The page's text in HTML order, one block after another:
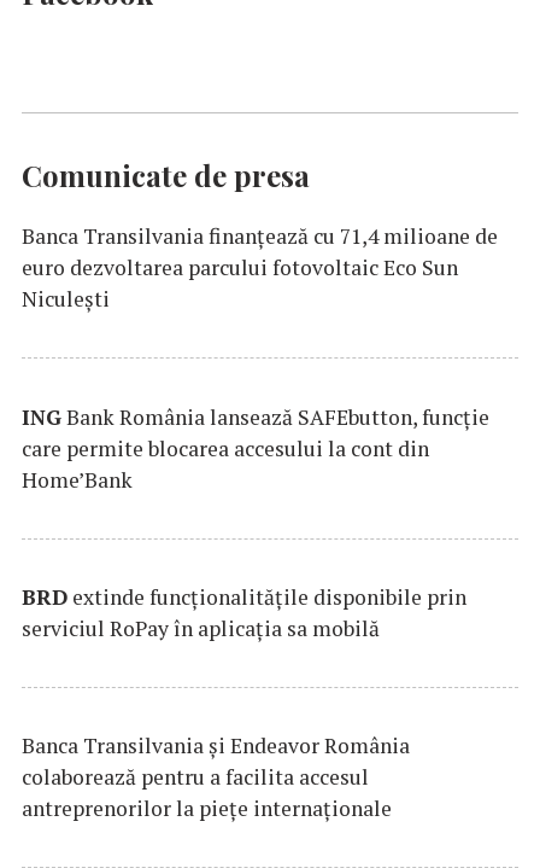
Comunicate de presa
Banca Transilvania finanțează cu 71,4 milioane de
euro dezvoltarea parcului fotovoltaic Eco Sun
Niculești
INGBank România lansează SAFEbutton, funcţie
care permite blocarea accesului la cont din
Home’Bank
BRD extinde funcţionalităţile disponibile prin
serviciul RoPay în aplicaţia sa mobilă
Banca Transilvania şi Endeavor România
colaborează pentru a facilita accesul
antreprenorilor la pieţe internaţionale